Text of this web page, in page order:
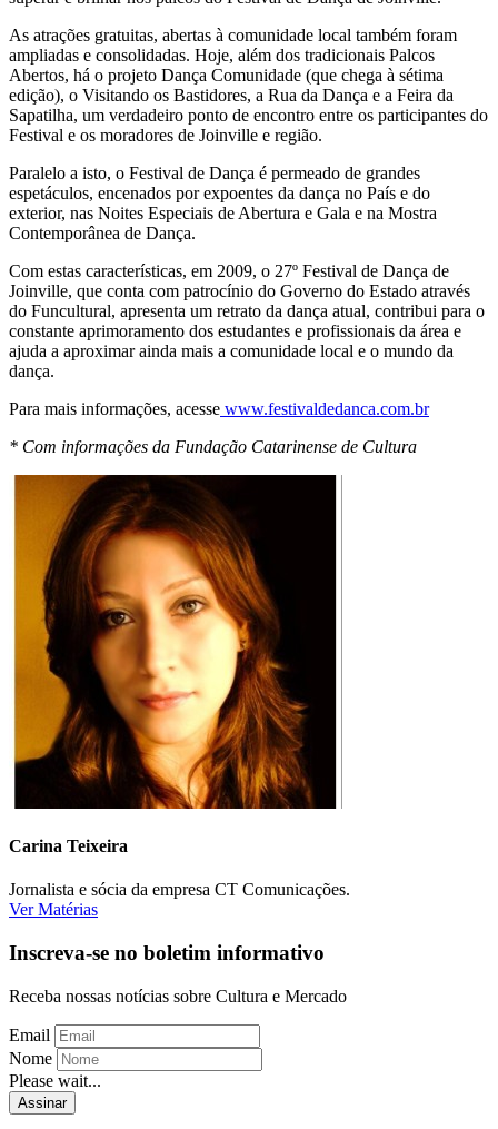
As atrações gratuitas, abertas à comunidade local também foram
ampliadas e consolidadas. Hoje, além dos tradicionais Palcos
Abertos, há o projeto Dança Comunidade (que chega à sétima
edição), o Visitando os Bastidores, a Rua da Dança e a Feira da
Sapatilha, um verdadeiro ponto de encontro entre os participantes do
Festival e os moradores de Joinville e região.
Paralelo a isto, o Festival de Dança é permeado de grandes
espetáculos, encenados por expoentes da dança no País e do
exterior, nas Noites Especiais de Abertura e Gala e na Mostra
Contemporânea de Dança.
Com estas características, em 2009, o 27º Festival de Dança de
Joinville, que conta com patrocínio do Governo do Estado através
do Funcultural, apresenta um retrato da dança atual, contribui para o
constante aprimoramento dos estudantes e profissionais da área e
ajuda a aproximar ainda mais a comunidade local e o mundo da
dança.
Para mais informações, acesse www.festivaldedanca.com.br
* Com informações da Fundação Catarinense de Cultura
Carina Teixeira
Jornalista e sócia da empresa CT Comunicações.
Ver Matérias
Inscreva-se no boletim informativo
Receba nossas notícias sobre Cultura e Mercado
Email
Nome
Please wait...
Assinar